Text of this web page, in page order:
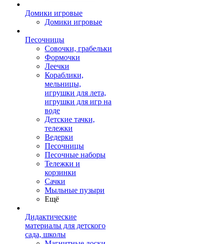
Домики игровые
Домики игровые
Песочницы
Совочки, грабельки
Формочки
Леечки
Кораблики,
мельницы,
игрушки для лета,
игрушки для игр на
воде
Детские тачки,
тележки
Ведерки
Песочницы
Песочные наборы
Тележки и
корзинки
Сачки
Мыльные пузыри
Ещё
Дидактические
материалы для детского
сада, школы